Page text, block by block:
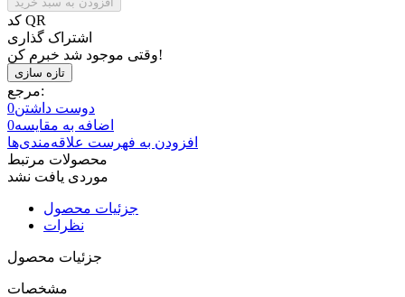
کد QR
اشتراک گذاری
وقتی موجود شد خبرم کن!
مرجع:
دوست داشتن0
اضافه به مقایسه0
افزودن به فهرست علاقه‌مندی‌ها
محصولات مرتبط
موردی یافت نشد
جزئیات محصول
نظرات
جزئیات محصول
مشخصات